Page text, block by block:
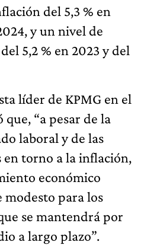
del 5,3 % en
y un nivel de
5,2 % en 2023 y del
líder de KPMG en el
“a pesar de la
laboral y de las
en torno a la inflación,
económico
para los
se mantendrá por
a largo plazo”.